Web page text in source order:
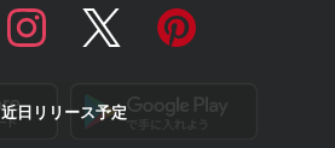
近日リリース予定